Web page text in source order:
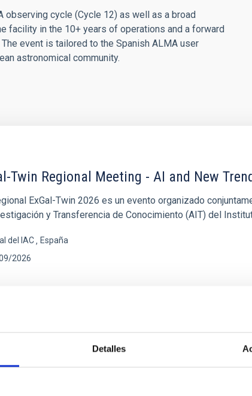
Detalles
cycle (Cycle 12) as well as a broad
facility in the 10+ years of operations and a forward
event is tailored to the Spanish ALMA user
astronomical community.
Twin Regional Meeting - AI and New
ExGal-Twin 2026 es un evento organizado
y Transferencia de Conocimiento (AIT) del
del IAC
España
2026